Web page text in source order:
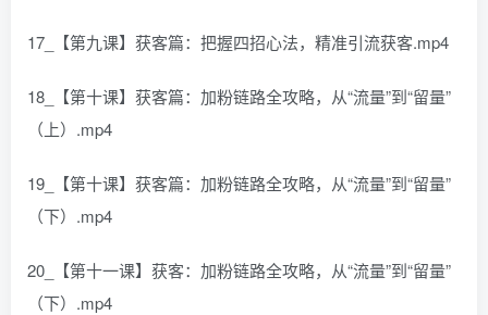
17_【第九课】获客篇：把握四招心法，精准引流获客.mp4
18_【第十课】获客篇：加粉链路全攻略，从“流量”到“留量”
（上）.mp4
19_【第十课】获客篇：加粉链路全攻略，从“流量”到“留量”
（下）.mp4
20_【第十一课】获客：加粉链路全攻略，从“流量”到“留量”
（下）.mp4